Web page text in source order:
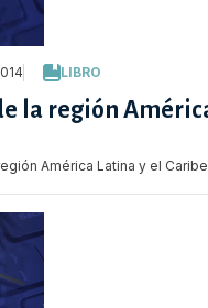
LIBRO
la región
América Latina y el Caribe